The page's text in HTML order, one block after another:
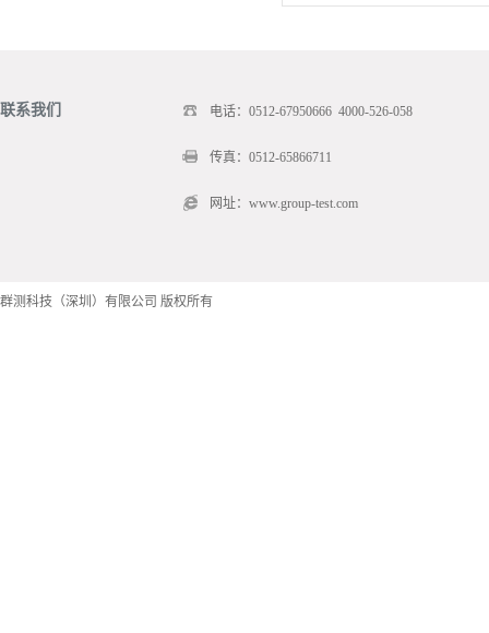
联系我们 电话：0512-67950666 4000-526-058
传真：0512-65866711
网址：www.group-test.com
群测科技（深圳）有限公司 版权所有